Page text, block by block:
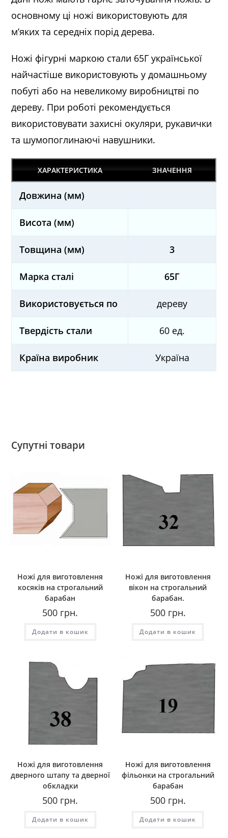
основному ці ножі використовують для
м’яких та середніх порід дерева.
Ножі фігурні маркою стали 65Г української
найчастіше використовують у домашньому
побуті або на невеликому виробництві по
дереву. При роботі рекомендується
використовувати захисні окуляри, рукавички
та шумопоглинаючі навушники.
ХАРАКТЕРИСТИКА ЗНАЧЕННЯ
Довжина (мм)
Висота (мм)
Товщина (мм) 3
Марка сталі 65Г
Використовується по дереву
Твердість стали 60 ед.
Країна виробник Україна
Супутні товари
Ножі для виготовлення
косяків на строгальний
барабан
500 грн.
Додати в кошик
Ножі для виготовлення
вікон на строгальний
барабан.
500грн.
Додати в кошик
Ножі для виготовлення
дверного штапу та дверної
обкладки
500 грн.
Додати в кошик
Ножі для виготовлення
фільонки на строгальний
барабан
500грн.
Додати в кошик